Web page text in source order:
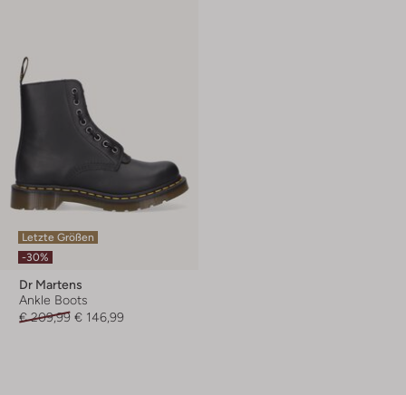
Letzte Größen
-30%
Dr Martens
Ankle Boots
€ 209,99 € 146,99